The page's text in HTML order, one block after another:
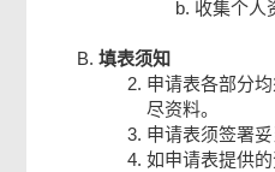
收集个人
填表须知
申请表各部分
尽资料。
申请表须签署妥
如申请表提供